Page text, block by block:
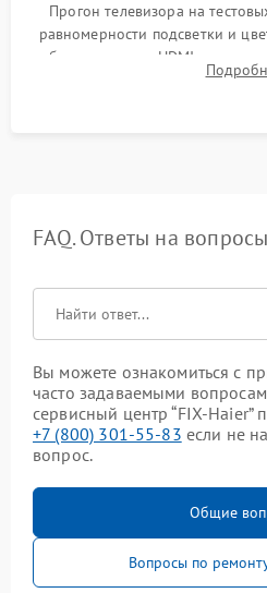
Прогон телевизора на
равномерности подсветки и
работы разъемов HDMI,
в рабочем режиме в
FAQ. Ответы на вопросы
Вы можете ознакомиться с
часто задаваемыми
сервисный центр “FIX-Haier”
+7 (800) 301-55-83 если не
вопрос.
Общие
Вопросы по